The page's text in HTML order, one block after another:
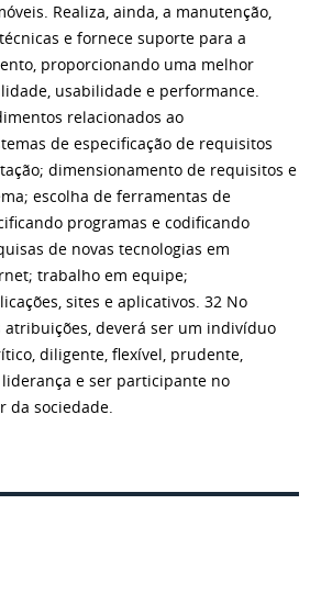
Realiza, ainda, a manutenção,
e fornece suporte para a
proporcionando uma melhor
usabilidade e performance.
relacionados ao
de especificação de requisitos
dimensionamento de requisitos e
escolha de ferramentas de
programas e codificando
de novas tecnologias em
trabalho em equipe;
sites e aplicativos. 32 No
atribuições, deverá ser um indivíduo
diligente, flexível, prudente,
e ser participante no
da sociedade.